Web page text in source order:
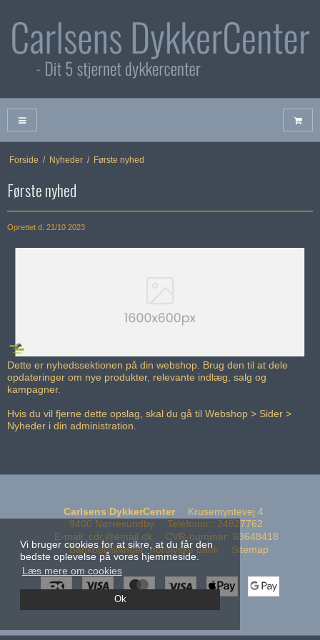
Vi bruger cookies for at sikre, at du får den
bedste oplevelse på vores hjemmeside.
Læs mere om cookies
Ok
Forside / Nyheder / Første nyhed
Første nyhed
Oprettet d. 21/10 2023
Dette er nyhedssektionen på din webshop. Brug den til at dele
opdateringer om nye produkter, relevante indlæg, salg og
kampagner.
Hvis du vil fjerne dette opslag, skal du gå til Webshop > Sider >
Nyheder i din administration.
Carlsens DykkerCenter
Krusemyntevej 4
9400 Nørresundby
Telefonnr.: 24827762
E-mail: cdc@email.dk CVR-nummer: 63648418
Bankoplysninger:nordjyske bank Sitemap